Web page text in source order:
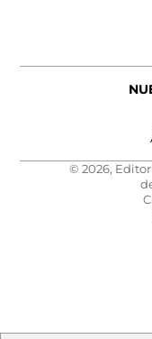
© 2026,